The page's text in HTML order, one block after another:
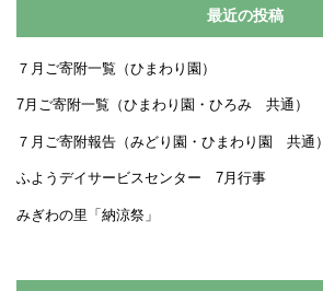
最近の投稿
７月ご寄附一覧（ひまわり園）
7月ご寄附一覧（ひまわり園・ひろみ 共通）
７月ご寄附報告（みどり園・ひまわり園 共通）
ふようデイサービスセンター 7月行事
みぎわの里「納涼祭」